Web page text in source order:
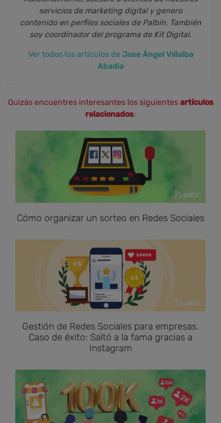
servicios de marketing digital y genero
contenido en perfiles sociales de Palbin. También
soy coordinador del programa de Kit Digital.
Ver todos los artículos de Jose Ángel Villalba
Abadia
Quizás encuentres interesantes los siguientes artículos
relacionados:
Cómo organizar un sorteo en Redes Sociales
Gestión de Redes Sociales para empresas.
Caso de éxito: Saltó a la fama gracias a
Instagram